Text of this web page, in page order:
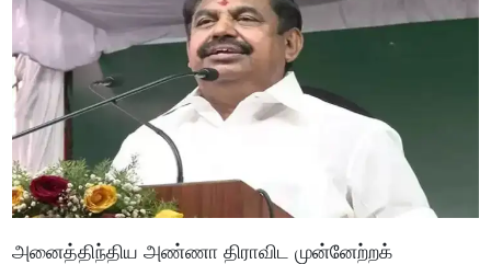
அனைத்திந்திய அண்ணா திராவிட முன்னேற்றக்